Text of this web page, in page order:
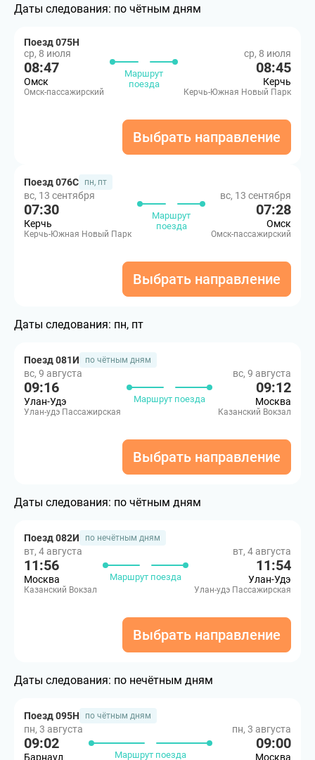
Даты следования: по чётным дням
Поезд 075Н
ср, 8 июля
08:47
Омск
Омск-пассажирский
Маршрут
поезда
ср, 8 июля
08:45
Керчь
Керчь-Южная Новый Парк
Выбрать направление
Поезд 076С пн, пт
вс, 13 сентября
07:30
Керчь
Керчь-Южная Новый Парк
Маршрут
поезда
вс, 13 сентября
07:28
Омск
Омск-пассажирский
Выбрать направление
Даты следования: пн, пт
Поезд 081И по чётным дням
вс, 9 августа
09:16
Улан-Удэ
Улан-удэ Пассажирская
Маршрут поезда
вс, 9 августа
09:12
Москва
Казанский Вокзал
Выбрать направление
Даты следования: по чётным дням
Поезд 082И по нечётным дням
вт, 4 августа
11:56
Москва
Казанский Вокзал
Маршрут поезда
вт, 4 августа
11:54
Улан-Удэ
Улан-удэ Пассажирская
Выбрать направление
Даты следования: по нечётным дням
Поезд 095Н по чётным дням
пн, 3 августа
09:02
Барнаул Маршрут поезда
пн, 3 августа
09:00
Москва